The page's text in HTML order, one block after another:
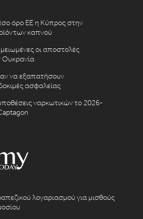
όρο ΕΕ η Κύπρος στην
καπνού
οι αποστολές
Ουκρανία
να εξαπατήσουν
ασφαλείας
ναρκωτικών το 2026-
λογαριασμού για μισθούς